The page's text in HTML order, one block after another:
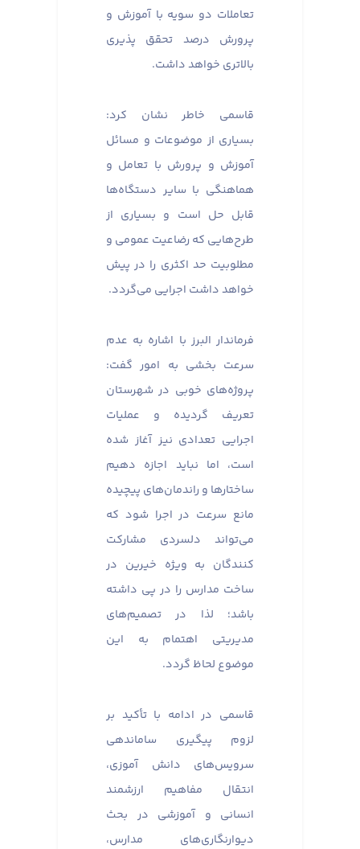
تعاملات دو سویه با آموزش و
پرورش درصد تحقق پذیری
بالاتری خواهد داشت.
قاسمی خاطر نشان کرد:
بسیاری از موضوعات و مسائل
آموزش و پرورش با تعامل و
هماهنگی با سایر دستگاه‌ها
قابل حل است و بسیاری از
طرح‌هایی که رضاعیت عمومی و
مطلوبیت حد اکثری را در پیش
خواهد داشت اجرایی می‌گردد.
فرماندار البرز با اشاره به عدم
سرعت بخشی به امور گفت:
پروژه‌های خوبی در شهرستان
تعریف گردیده و عملیات‌
اجرایی تعدادی نیز آغاز شده
است، اما نباید اجازه دهیم
ساختارها و راندمان‌های پیچیده
مانع سرعت در اجرا شود که
می‌تواند دلسردی مشارکت
کنندگان به ویژه خیرین در
ساخت مدارس را در پی داشته
باشد؛ لذا در تصمیم‌های
مدیریتی اهتمام به این
موضوع لحاظ گردد.
قاسمی در ادامه با تأکید بر
لزوم پیگیری ساماندهی
سرویس‌های دانش آموزی،
انتقال مفاهیم ارزشمند
انسانی و آموزشی در بحث
دیوارنگاری‌های مدارس،